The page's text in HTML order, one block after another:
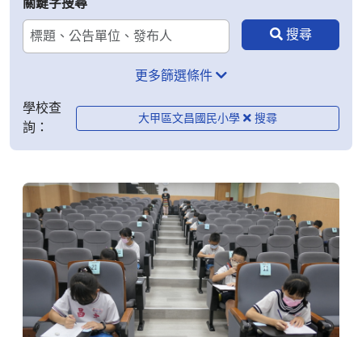
關鍵字搜尋
更多篩選條件
學校查
詢：
大甲區文昌國民小學